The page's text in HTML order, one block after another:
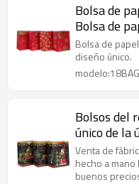
Bolsa de
Bolsa de
diferentes
surtidos en
Bolsa de
diseño único.
Bolsos del
único de la
tamaño
embalaje
Venta de
hecho a
buenos